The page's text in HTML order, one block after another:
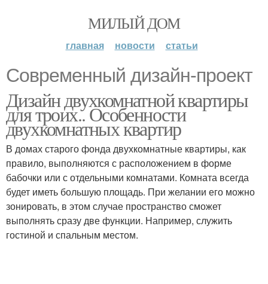
МИЛЫЙ ДОМ
главная новости статьи
Современный дизайн-проект
Дизайн двухкомнатной квартиры
для троих.. Особенности
двухкомнатных квартир
В домах старого фонда двухкомнатные квартиры, как
правило, выполняются с расположением в форме
бабочки или с отдельными комнатами. Комната всегда
будет иметь большую площадь. При желании его можно
зонировать, в этом случае пространство сможет
выполнять сразу две функции. Например, служить
гостиной и спальным местом.